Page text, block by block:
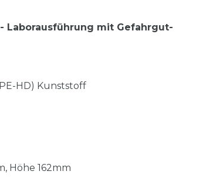
Laborausführung mit Gefahrgut-
HD) Kunststoff
Höhe 162mm